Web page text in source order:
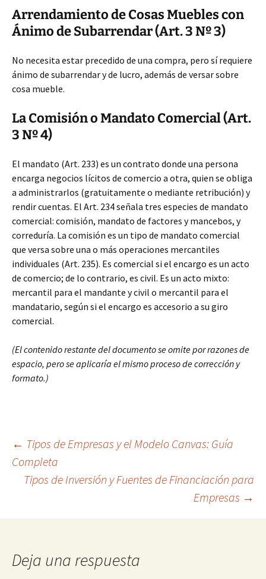
Arrendamiento de Cosas Muebles con
Ánimo de Subarrendar (Art. 3 Nº 3)
No necesita estar precedido de una compra, pero sí requiere
ánimo de subarrendar y de lucro, además de versar sobre
cosa mueble.
La Comisión o Mandato Comercial (Art.
3 Nº 4)
El mandato (Art. 233) es un contrato donde una persona
encarga negocios lícitos de comercio a otra, quien se obliga
a administrarlos (gratuitamente o mediante retribución) y
rendir cuentas. El Art. 234 señala tres especies de mandato
comercial: comisión, mandato de factores y mancebos, y
correduría. La comisión es un tipo de mandato comercial
que versa sobre una o más operaciones mercantiles
individuales (Art. 235). Es comercial si el encargo es un acto
de comercio; de lo contrario, es civil. Es un acto mixto:
mercantil para el mandante y civil o mercantil para el
mandatario, según si el encargo es accesorio a su giro
comercial.
(El contenido restante del documento se omite por razones de
espacio, pero se aplicaría el mismo proceso de corrección y
formato.)
Navegación
de
entradas
← Tipos de Empresas y el Modelo Canvas: Guía
Completa
Tipos de Inversión y Fuentes de Financiación para
Empresas →
Deja una respuesta